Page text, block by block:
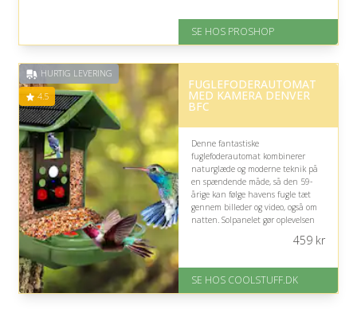
På lager
Levering: 2-12 hverdage
på 4.4 ud af 5
SE HOS PROSHOP
HURTIG LEVERING
4.5
FUGLEFODERAUTOMAT
MED KAMERA DENVER
BFC
Denne fantastiske
fuglefoderautomat kombinerer
naturglæde og moderne teknik på
en spændende måde, så den 59-
årige kan følge havens fugle tæt
gennem billeder og video, også om
natten. Solpanelet gør oplevelsen
På lager
Levering: Standard leveringstid
459kr
SE HOS COOLSTUFF.DK